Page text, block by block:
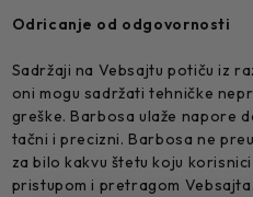
Odricanje od odgovornosti
Sadržaji na Vebsajtu potiču iz
oni mogu sadržati tehničke
greške. Barbosa ulaže napore
tačni i precizni. Barbosa ne
za bilo kakvu štetu koju
pristupom i pretragom